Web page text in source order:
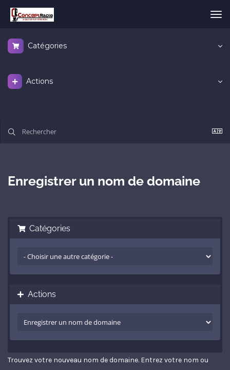
Catégories
Actions
Enregistrer un nom de domaine
Catégories
Actions
Trouvez votre nouveau nom de domaine. Entrez votre nom ou